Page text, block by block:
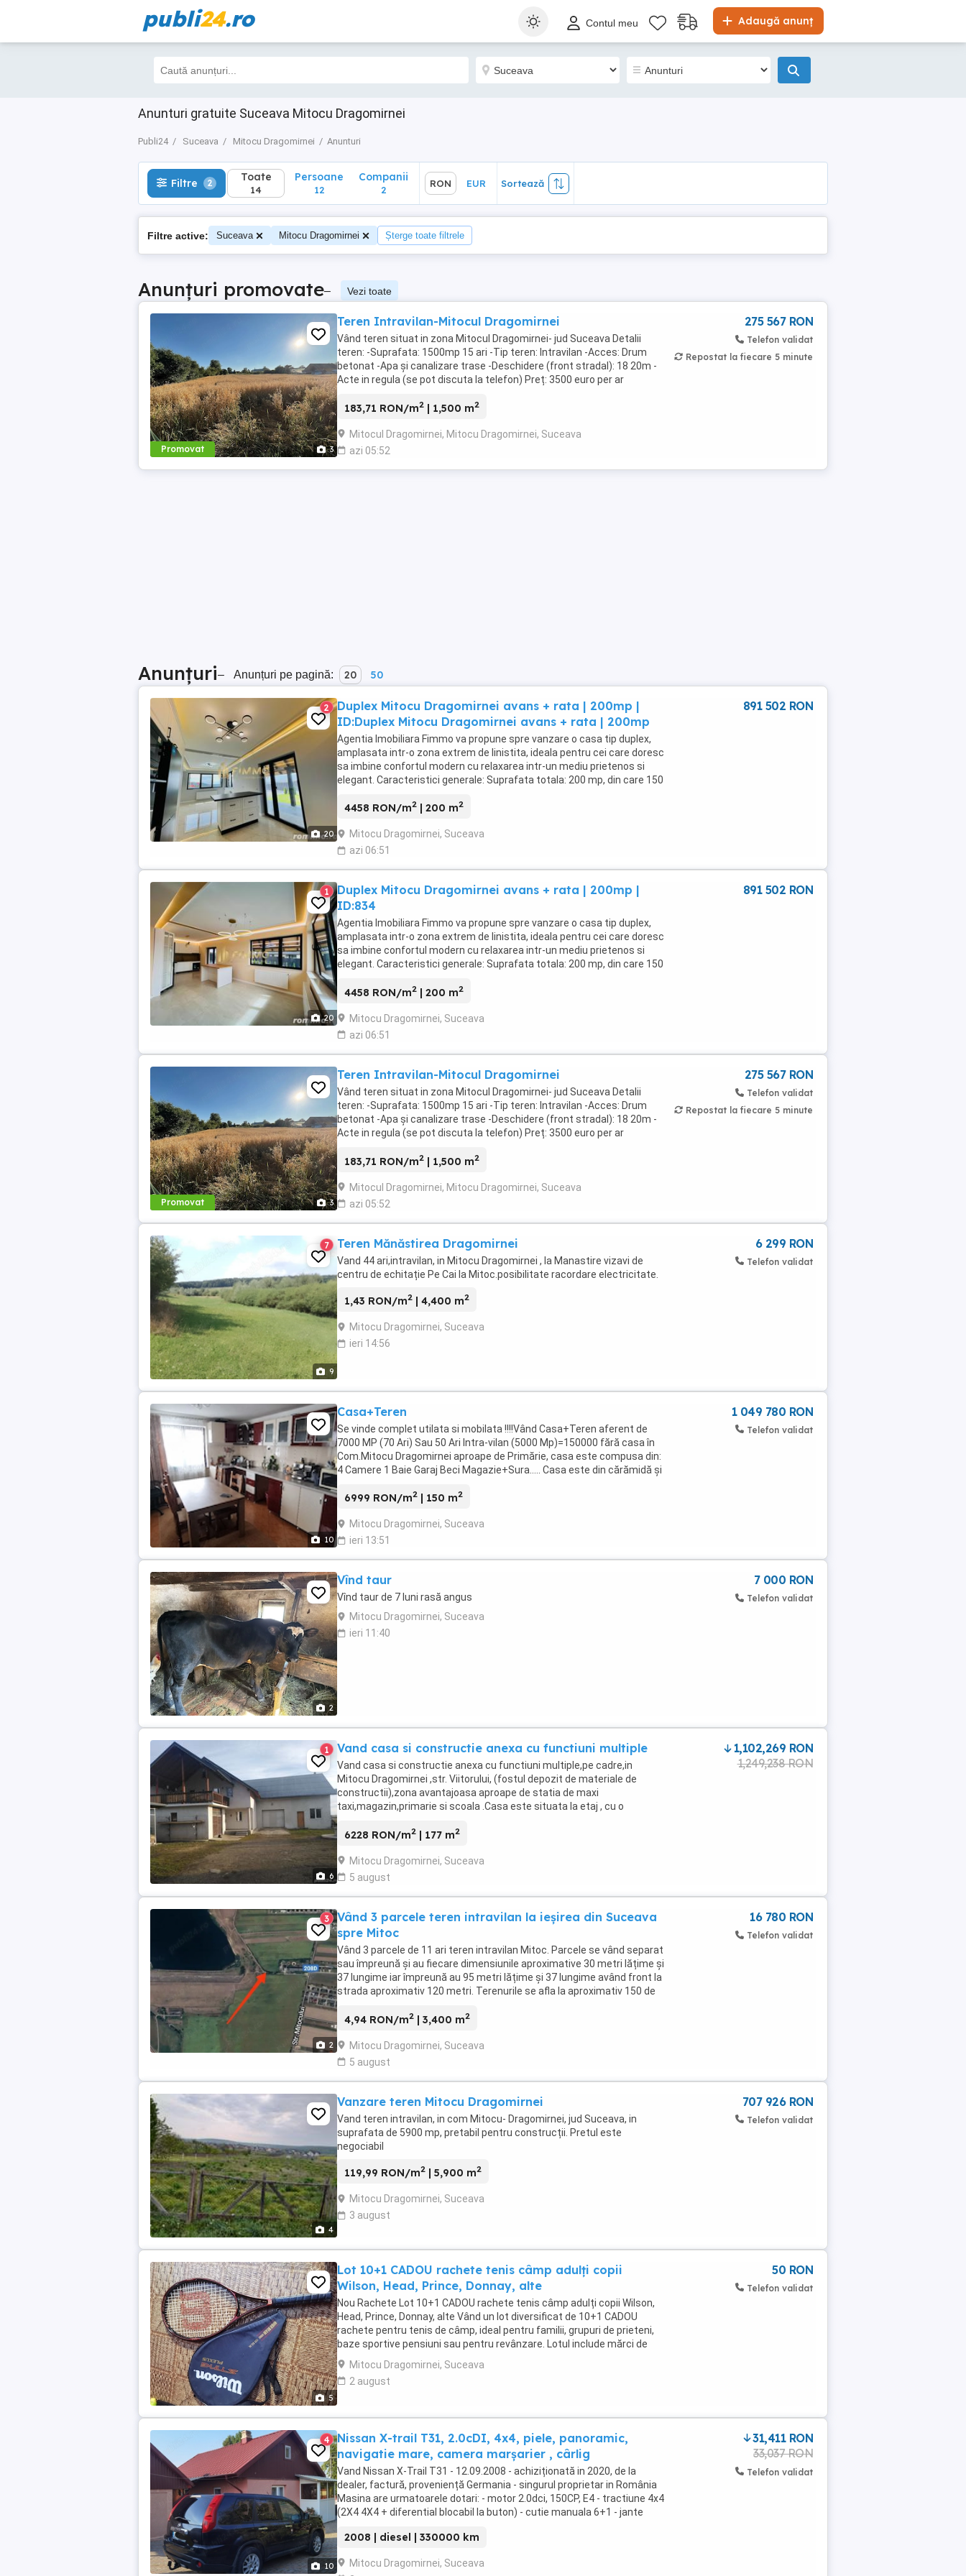
publi24.ro Adaugă anunț
Contul meu
Anunturi gratuite Suceava Mitocu Dragomirnei
Publi24 Suceava Mitocu Dragomirnei Anunturi
Filtre 2 Toate
14
Sortează
Filtre 2 Toate
14
Persoane
12
Companii
2
RON EUR Sortează
Filtre active: Suceava Mitocu Dragomirnei Șterge toate filtrele
Anunțuri promovate– Vezi toate
Promovat 3
Teren Intravilan-Mitocul Dragomirnei
Vând teren situat in zona Mitocul Dragomirnei- jud Suceava Detalii
teren: -Suprafata: 1500mp 15 ari -Tip teren: Intravilan -Acces: Drum
betonat -Apa și canalizare trase -Deschidere (front stradal): 18 20m -
Acte in regula (se pot discuta la telefon) Preț: 3500 euro per ar
183,71 RON/m2 | 1,500 m2
Mitocul Dragomirnei, Mitocu Dragomirnei, Suceava
azi 05:52
275 567 RON
Telefon validat
Repostat la fiecare 5 minute
Anunțuri– Anunțuri pe pagină: 20 50
20
2
Duplex Mitocu Dragomirnei avans + rata | 200mp |
ID:Duplex Mitocu Dragomirnei avans + rata | 200mp
Agentia Imobiliara Fimmo va propune spre vanzare o casa tip duplex,
amplasata intr-o zona extrem de linistita, ideala pentru cei care doresc
sa imbine confortul modern cu relaxarea intr-un mediu prietenos si
elegant. Caracteristici generale: Suprafata totala: 200 mp, din care 150
4458 RON/m2 | 200 m2
Mitocu Dragomirnei, Suceava
azi 06:51
891 502 RON
20
1
Duplex Mitocu Dragomirnei avans + rata | 200mp |
ID:834
Agentia Imobiliara Fimmo va propune spre vanzare o casa tip duplex,
amplasata intr-o zona extrem de linistita, ideala pentru cei care doresc
sa imbine confortul modern cu relaxarea intr-un mediu prietenos si
elegant. Caracteristici generale: Suprafata totala: 200 mp, din care 150
4458 RON/m2 | 200 m2
Mitocu Dragomirnei, Suceava
azi 06:51
891 502 RON
Promovat 3
Teren Intravilan-Mitocul Dragomirnei
Vând teren situat in zona Mitocul Dragomirnei- jud Suceava Detalii
teren: -Suprafata: 1500mp 15 ari -Tip teren: Intravilan -Acces: Drum
betonat -Apa și canalizare trase -Deschidere (front stradal): 18 20m -
Acte in regula (se pot discuta la telefon) Preț: 3500 euro per ar
183,71 RON/m2 | 1,500 m2
Mitocul Dragomirnei, Mitocu Dragomirnei, Suceava
azi 05:52
275 567 RON
Telefon validat
Repostat la fiecare 5 minute
9
7 Teren Mănăstirea Dragomirnei
Vand 44 ari,intravilan, in Mitocu Dragomirnei , la Manastire vizavi de
centru de echitație Pe Cai la Mitoc.posibilitate racordare electricitate.
1,43 RON/m2 | 4,400 m2
Mitocu Dragomirnei, Suceava
ieri 14:56
6 299 RON
Telefon validat
10
Casa+Teren
Se vinde complet utilata si mobilata !!!!Vând Casa+Teren aferent de
7000 MP (70 Ari) Sau 50 Ari Intra-vilan (5000 Mp)=150000 fără casa în
Com.Mitocu Dragomirnei aproape de Primărie, casa este compusa din:
4 Camere 1 Baie Garaj Beci Magazie+Sura..... Casa este din cărămidă și
6999 RON/m2 | 150 m2
Mitocu Dragomirnei, Suceava
ieri 13:51
1 049 780 RON
Telefon validat
2
Vînd taur
Vînd taur de 7 luni rasă angus
Mitocu Dragomirnei, Suceava
ieri 11:40
7 000 RON
Telefon validat
6
1 Vand casa si constructie anexa cu functiuni multiple
Vand casa si constructie anexa cu functiuni multiple,pe cadre,in
Mitocu Dragomirnei ,str. Viitorului, (fostul depozit de materiale de
constructii),zona avantajoasa aproape de statia de maxi
taxi,magazin,primarie si scoala .Casa este situata la etaj , cu o
6228 RON/m2 | 177 m2
Mitocu Dragomirnei, Suceava
5 august
1,102,269 RON
1,249,238 RON
2
3
Vând 3 parcele teren intravilan la ieșirea din Suceava
spre Mitoc
Vând 3 parcele de 11 ari teren intravilan Mitoc. Parcele se vând separat
sau împreună și au fiecare dimensiunile aproximative 30 metri lățime și
37 lungime iar împreună au 95 metri lățime și 37 lungime având front la
strada aproximativ 120 metri. Terenurile se afla la aproximativ 150 de
4,94 RON/m2 | 3,400 m2
Mitocu Dragomirnei, Suceava
5 august
16 780 RON
Telefon validat
4
Vanzare teren Mitocu Dragomirnei
Vand teren intravilan, in com Mitocu- Dragomirnei, jud Suceava, in
suprafata de 5900 mp, pretabil pentru construcții. Pretul este
negociabil
119,99 RON/m2 | 5,900 m2
Mitocu Dragomirnei, Suceava
3 august
707 926 RON
Telefon validat
5
Lot 10+1 CADOU rachete tenis câmp adulți copii
Wilson, Head, Prince, Donnay, alte
Nou Rachete Lot 10+1 CADOU rachete tenis câmp adulți copii Wilson,
Head, Prince, Donnay, alte Vând un lot diversificat de 10+1 CADOU
rachete pentru tenis de câmp, ideal pentru familii, grupuri de prieteni,
baze sportive pensiuni sau pentru revânzare. Lotul include mărci de
top recunoscute la nivel ...
Mitocu Dragomirnei, Suceava
2 august
50 RON
Telefon validat
10
4
Nissan X-trail T31, 2.0cDI, 4x4, piele, panoramic,
navigatie mare, camera marșarier , cârlig
Vand Nissan X-Trail T31 - 12.09.2008 - achiziționată in 2020, de la
dealer, factură, proveniență Germania - singurul proprietar in România
Masina are urmatoarele dotari: - motor 2.0dci, 150CP, E4 - tractiune 4x4
(2X4 4X4 + diferential blocabil la buton) - cutie manuala 6+1 - jante
2008 | diesel | 330000 km
Mitocu Dragomirnei, Suceava
31,411 RON
33,037 RON
Telefon validat